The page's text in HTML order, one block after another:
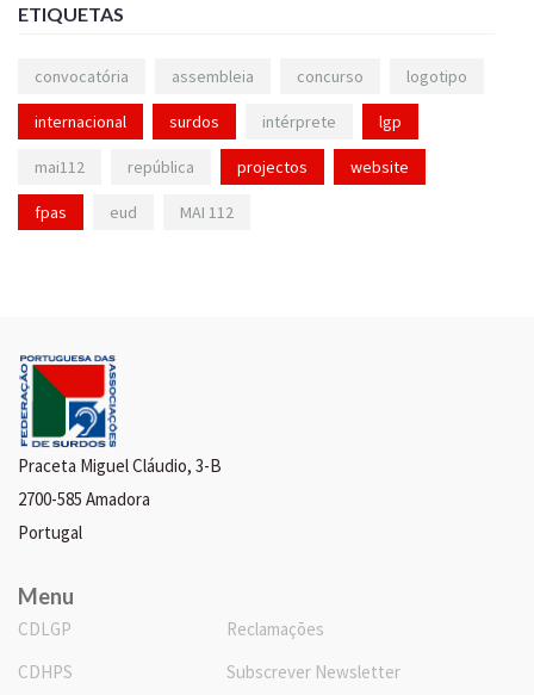
ETIQUETAS
convocatória assembleia concurso logotipo
internacional surdos intérprete lgp
mai112 república projectos website
fpas eud MAI 112
Praceta Miguel Cláudio, 3-B
2700-585 Amadora
Portugal
Menu
CDLGP
CDHPS
Reclamações
Subscrever Newsletter